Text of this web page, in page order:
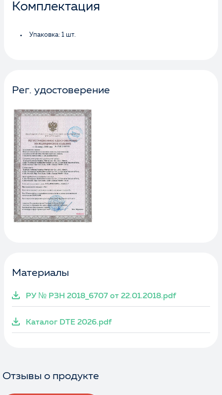
Комплектация
Упаковка: 1 шт.
Рег. удостоверение
Материалы
РУ № РЗН 2018_6707 от 22.01.2018.pdf
Каталог DTE 2026.pdf
Отзывы о продукте